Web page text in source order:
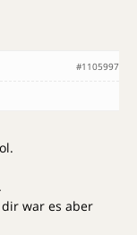
#1105997
war es aber